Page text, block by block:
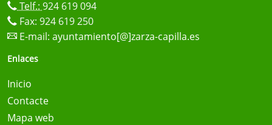
Telf.: 924 619 094
Fax: 924 619 250
E-mail: ayuntamiento[@]zarza-capilla.es
Enlaces
Inicio
Contacte
Mapa web